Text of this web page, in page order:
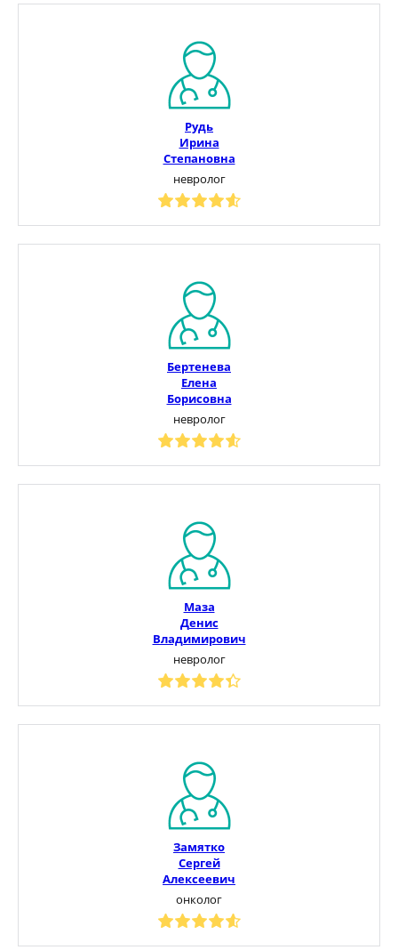
Рудь
Ирина
Степановна
невролог
Бертенева
Елена
Борисовна
невролог
Маза
Денис
Владимирович
невролог
Замятко
Сергей
Алексеевич
онколог